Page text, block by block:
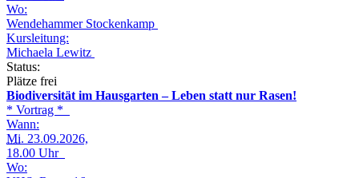
Wo:
Wendehammer Stockenkamp
Kursleitung:
Michaela Lewitz
Status:
Plätze frei
Biodiversität im Hausgarten – Leben statt nur Rasen!
* Vortrag *
Wann:
Mi. 23.09.2026,
18.00 Uhr
Wo: